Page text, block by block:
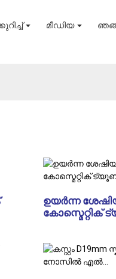
മീഡിയ
ഉയർന്ന